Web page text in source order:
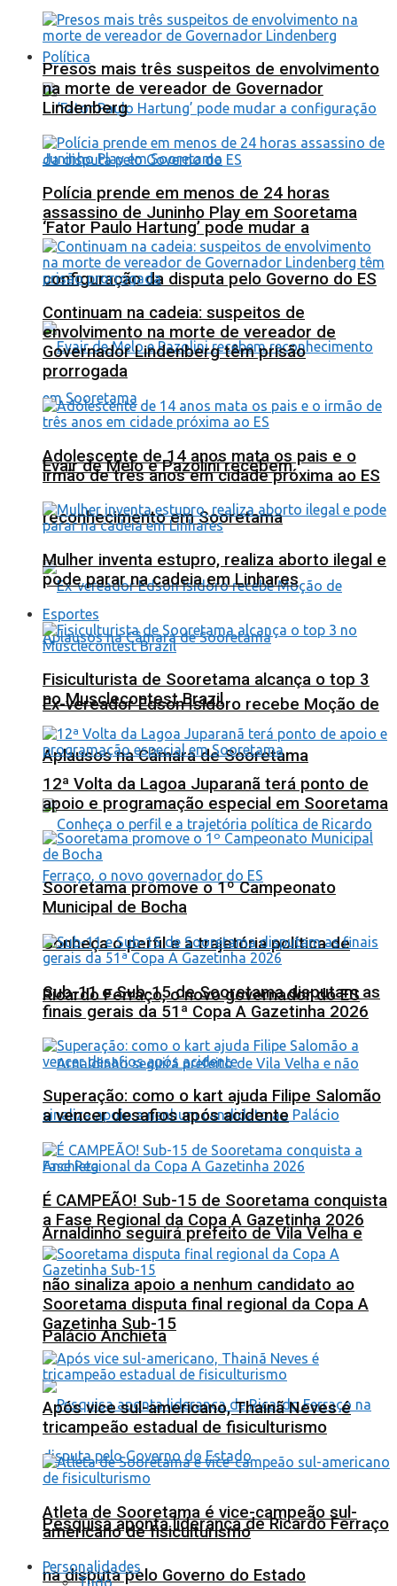
Política
‘Fator Paulo Hartung’ pode mudar a
configuração da disputa pelo Governo do ES
Evair de Melo e Pazolini recebem
reconhecimento em Sooretama
Ex-vereador Edson Isidoro recebe Moção de
Aplausos na Câmara de Sooretama
Conheça o perfil e a trajetória política de
Ricardo Ferraço, o novo governador do ES
Arnaldinho seguirá prefeito de Vila Velha e
não sinaliza apoio a nenhum candidato ao
Palácio Anchieta
Pesquisa aponta liderança de Ricardo Ferraço
na disputa pelo Governo do Estado
Presos mais três suspeitos de envolvimento
na morte de vereador de Governador
Lindenberg
Polícia prende em menos de 24 horas
assassino de Juninho Play em Sooretama
Continuam na cadeia: suspeitos de
envolvimento na morte de vereador de
Governador Lindenberg têm prisão
prorrogada
Adolescente de 14 anos mata os pais e o
irmão de três anos em cidade próxima ao ES
Mulher inventa estupro, realiza aborto ilegal e
pode parar na cadeia em Linhares
Esportes
Fisiculturista de Sooretama alcança o top 3
no Musclecontest Brazil
12ª Volta da Lagoa Juparanã terá ponto de
apoio e programação especial em Sooretama
Sooretama promove o 1º Campeonato
Municipal de Bocha
Sub-11 e Sub-15 de Sooretama disputam as
finais gerais da 51ª Copa A Gazetinha 2026
Superação: como o kart ajuda Filipe Salomão
a vencer desafios após acidente
É CAMPEÃO! Sub-15 de Sooretama conquista
a Fase Regional da Copa A Gazetinha 2026
Sooretama disputa final regional da Copa A
Gazetinha Sub-15
Após vice sul-americano, Thainã Neves é
tricampeão estadual de fisiculturismo
Atleta de Sooretama é vice-campeão sul-
americano de fisiculturismo
Personalidades
Tudo